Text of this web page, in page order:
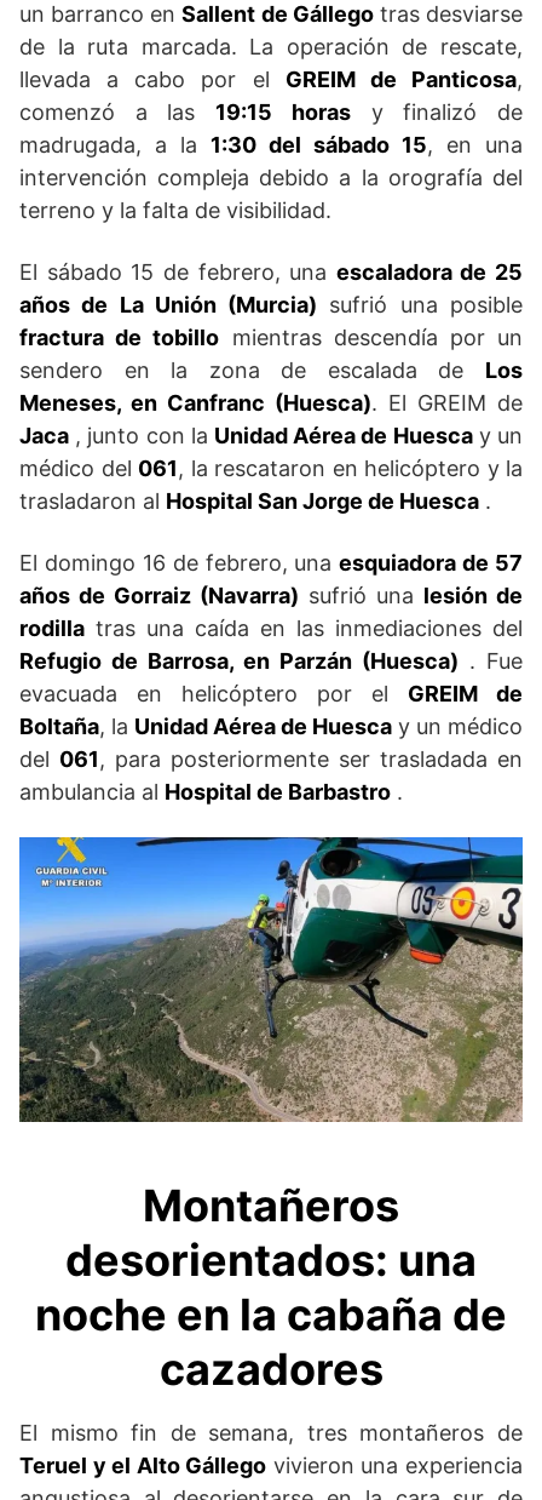
un barranco enSallent de Gállegotras desviarse
de la ruta marcada. La operación de rescate,
llevada a cabo por el GREIM de Panticosa,
comenzó a las 19:15 horasy finalizó de
madrugada, a la 1:30 del sábado 15, en una
intervención compleja debido a la orografía del
terreno y la falta de visibilidad.
El sábado 15 de febrero, una escaladora de 25
años de La Unión (Murcia) sufrió una posible
fractura de tobillo mientras descendía por un
sendero en la zona de escalada de Los
Meneses, en Canfranc (Huesca). El GREIM de
Jaca , junto con la Unidad Aérea de Huescay un
médico del 061, la rescataron en helicóptero y la
trasladaron al Hospital San Jorge de Huesca .
El domingo 16 de febrero, unaesquiadora de 57
años de Gorraiz (Navarra) sufrió una lesión de
rodilla tras una caída en las inmediaciones del
Refugio de Barrosa, en Parzán (Huesca) . Fue
evacuada en helicóptero por el GREIM de
Boltaña, la Unidad Aérea de Huesca y un médico
del 061, para posteriormente ser trasladada en
ambulancia al Hospital de Barbastro .
Montañeros
desorientados: una
noche en la cabaña de
cazadores
El mismo fin de semana, tres montañeros de
Teruel y el Alto Gállego vivieron una experiencia